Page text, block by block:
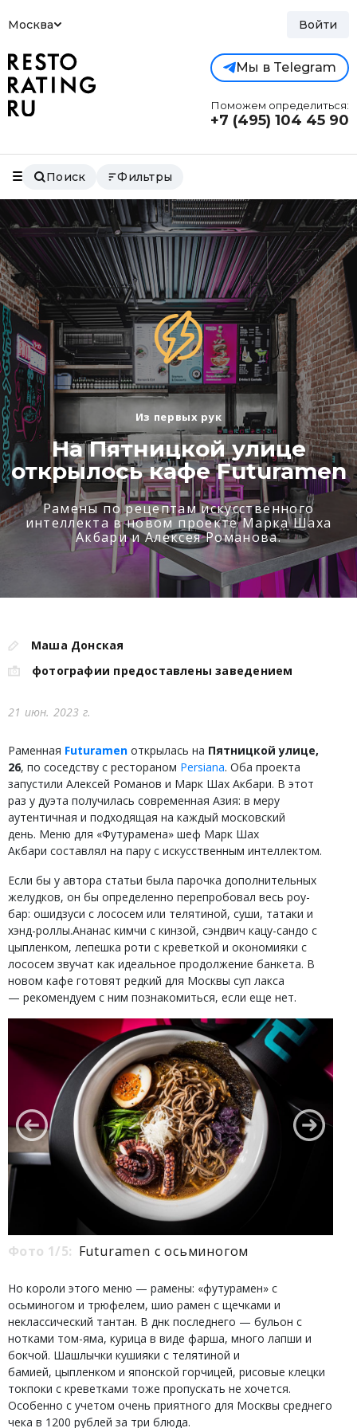
Москва Войти
Мы в Telegram
Поможем определиться:
+7 (495) 104 45 90
Поиск Фильтры
Из первых рук
На Пятницкой улице
открылось кафе Futuramen
Рамены по рецептам искусственного
интеллекта в новом проекте Марка Шаха
Акбари и Алексея Романова.
Маша Донская
фотографии предоставлены заведением
21 июн. 2023 г.
Раменная Futuramen открылась на Пятницкой улице,
26, по соседству с рестораном Persiana. Оба проекта
запустили Алексей Романов и Марк Шах Акбари. В этот
раз у дуэта получилась современная Азия: в меру
аутентичная и подходящая на каждый московский
день. Меню для «Футурамена»‎ шеф Марк Шах
Акбари составлял на пару с искусственным интеллектом.
Если бы у автора статьи была парочка дополнительных
желудков, он бы определенно перепробовал весь роу-
бар: ошидзуси с лососем или телятиной, суши, татаки и
хэнд-роллы.Ананас кимчи с кинзой, сэндвич кацу-сандо с
цыпленком, лепешка роти с креветкой и окономияки с
лососем звучат как идеальное продолжение банкета. В
новом кафе готовят редкий для Москвы суп лакса
— рекомендуем с ним познакомиться, если еще нет.
Фото 1/5: Futuramen с осьминогом
Но короли этого меню — рамены: «футурамен»‎ с
осьминогом и трюфелем, шио рамен с щечками и
неклассический тантан. В днк последнего — бульон с
нотками том-яма, курица в виде фарша, много лапши и
бокчой. Шашлычки кушияки с телятиной и
бамией, цыпленком и японской горчицей, рисовые клецки
токпоки с креветками тоже пропускать не хочется.
Особенно с учетом очень приятного для Москвы среднего
чека в 1200 рублей за три блюда.